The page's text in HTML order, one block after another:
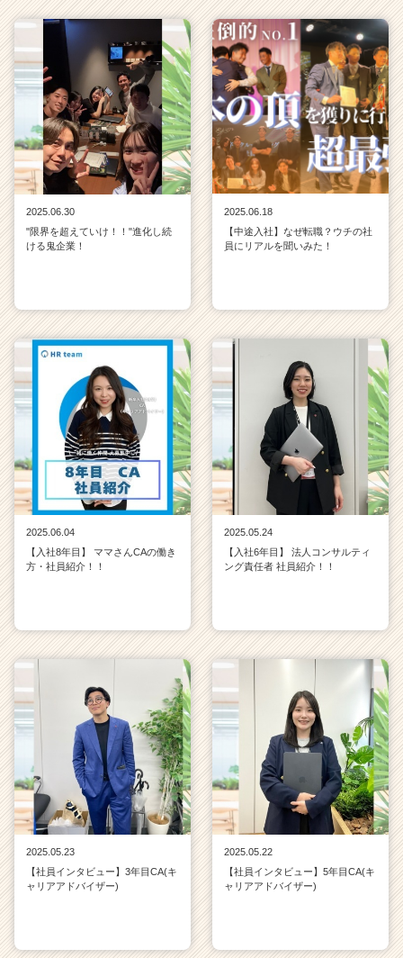
ト
ア
キ
ャ
リ
ア
（C
h
e
C
e
r）
2025.06.30
"限界を超えていけ！！"進化し続
ける鬼企業！
2025.06.18
【中途入社】なぜ転職？ウチの社
員にリアルを聞いみた！
2025.06.04
【入社8年目】 ママさんCAの働き
方・社員紹介！！
2025.05.24
【入社6年目】 法人コンサルティ
ング責任者 社員紹介！！
2025.05.23
【社員インタビュー】3年目CA(キ
ャリアアドバイザー)
2025.05.22
【社員インタビュー】5年目CA(キ
ャリアアドバイザー)